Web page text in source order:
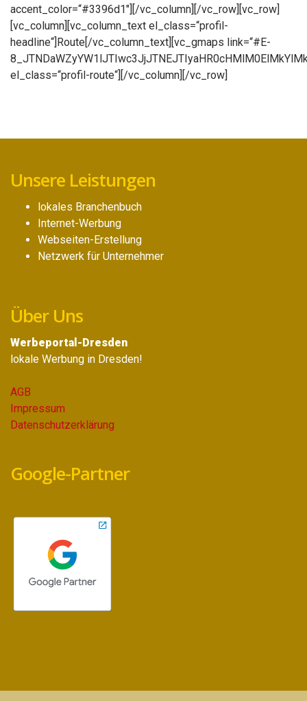
accent_color=“#3396d1″][/vc_column][/vc_row][vc_row]
[vc_column][vc_column_text el_class=“profil-
headline“]Route[/vc_column_text][vc_gmaps link=“#E-
el_class=“profil-route“][/vc_column][/vc_row]
Unsere Leistungen
lokales Branchenbuch
Internet-Werbung
Webseiten-Erstellung
Netzwerk für Unternehmer
Über Uns
Werbeportal-Dresden
lokale Werbung in Dresden!
AGB
Impressum
Datenschutzerklärung
Google-Partner